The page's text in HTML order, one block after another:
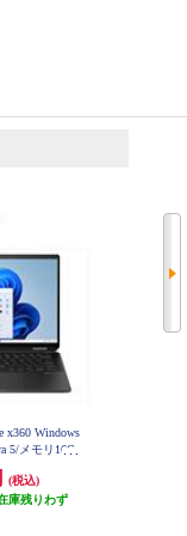
x360 Windows
5/メモリ16G
(税込)
庫残りわず